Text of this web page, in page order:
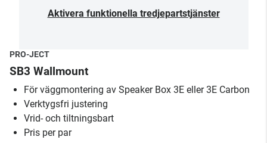
Aktivera funktionella tredjepartstjänster
PRO-JECT
SB3 Wallmount
För väggmontering av Speaker Box 3E eller 3E Carbon
Verktygsfri justering
Vrid- och tiltningsbart
Pris per par